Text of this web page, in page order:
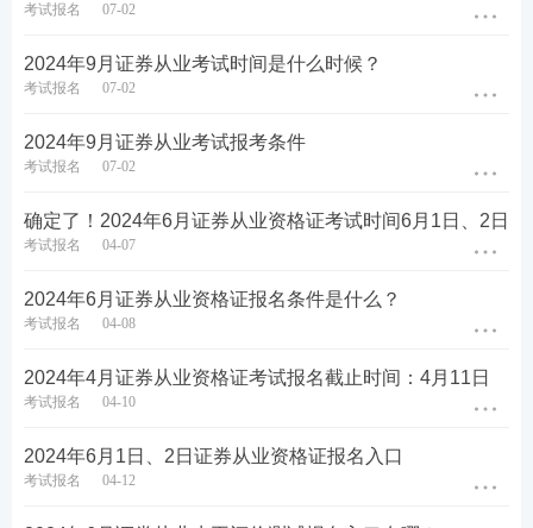
入下一步。
考试报名 07-02
2024年9月证券从业考试时间是什么时候？
考试报名 07-02
2024年9月证券从业考试报考条件
考试报名 07-02
确定了！2024年6月证券从业资格证考试时间6月1日、2日
考试报名 04-07
2024年6月证券从业资格证报名条件是什么？
考试报名 04-08
2024年4月证券从业资格证考试报名截止时间：4月11日
考试报名 04-10
2024年6月1日、2日证券从业资格证报名入口
考试报名 04-12